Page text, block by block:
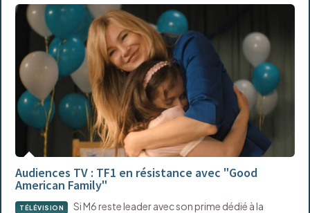
Audiences TV : TF1 en résistance avec "Good
American Family"
TÉLÉVISION
Si M6 reste leader avec son prime dédié à la